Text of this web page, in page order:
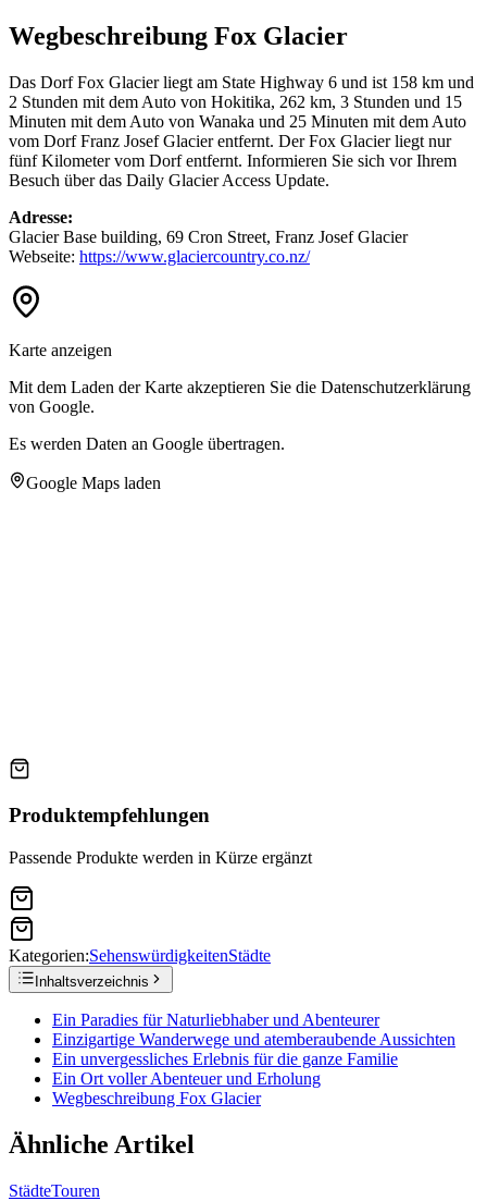
Wegbeschreibung Fox Glacier
Das Dorf Fox Glacier liegt am State Highway 6 und ist 158 km und
2 Stunden mit dem Auto von Hokitika, 262 km, 3 Stunden und 15
Minuten mit dem Auto von Wanaka und 25 Minuten mit dem Auto
vom Dorf Franz Josef Glacier entfernt. Der Fox Glacier liegt nur
fünf Kilometer vom Dorf entfernt. Informieren Sie sich vor Ihrem
Besuch über das Daily Glacier Access Update.
Adresse:
Glacier Base building, 69 Cron Street, Franz Josef Glacier
Webseite: https://www.glaciercountry.co.nz/
Karte anzeigen
Mit dem Laden der Karte akzeptieren Sie die Datenschutzerklärung
von Google.
Es werden Daten an Google übertragen.
Google Maps laden
Produktempfehlungen
Passende Produkte werden in Kürze ergänzt
Kategorien:SehenswürdigkeitenStädte
Inhaltsverzeichnis
Ein Paradies für Naturliebhaber und Abenteurer
Einzigartige Wanderwege und atemberaubende Aussichten
Ein unvergessliches Erlebnis für die ganze Familie
Ein Ort voller Abenteuer und Erholung
Wegbeschreibung Fox Glacier
Ähnliche Artikel
StädteTouren